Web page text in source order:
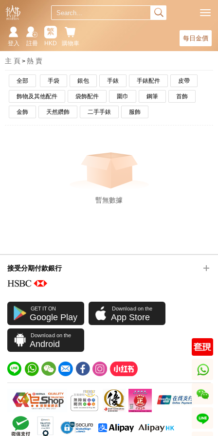
每日金價
購物車
繁
HKD
註冊
登入
主 頁 熱 賣
全部 手袋 銀包 手錶 手錶配件 皮帶
飾物及其他配件 袋飾配件 圍巾 鋼筆 首飾
金飾 天然鑽飾 二手手錶 服飾
暫無數據
接受分期付款銀行
GET IT ON
Google Play
Download on the
App Store
Download on the
Android
whatsapp